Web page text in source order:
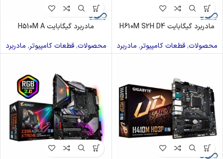
مادربرد گیگابایت H610M S2H D4
محصولات,قطعات کامپیوتر, مادربرد
مادربرد گیگابایت H510M A
محصولات,قطعات کامپیوتر, مادربرد